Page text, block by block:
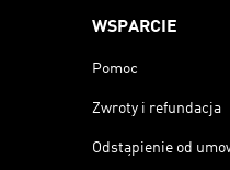
WSPARCIE
Pomoc
Zwroty i refundacja
Odstąpienie od